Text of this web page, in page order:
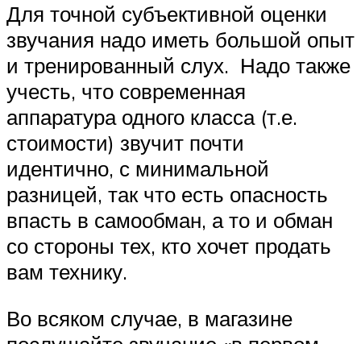
Для точной субъективной оценки
звучания надо иметь большой опыт
и тренированный слух. Надо также
учесть, что современная
аппаратура одного класса (т.е.
стоимости) звучит почти
идентично, с минимальной
разницей, так что есть опасность
впасть в самообман, а то и обман
со стороны тех, кто хочет продать
вам технику.
Во всяком случае, в магазине